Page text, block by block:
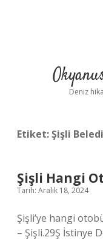
Deniz
Etiket:Şişli
Şişli Hangi
Tarih: Aralık 18, 2024
Şişli’ye hangi
– Şişli.29Ş İstinye